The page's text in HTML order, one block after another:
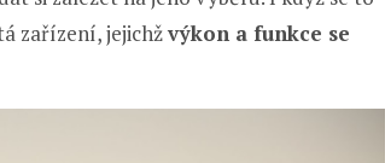
zařízení, jejichžvýkon a funkce se